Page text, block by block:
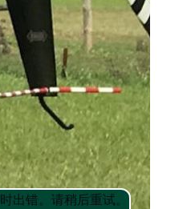
出错。请稍后重试。